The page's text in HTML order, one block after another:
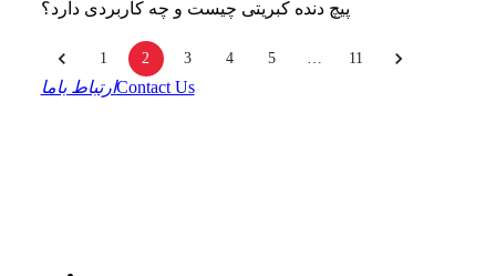
پیچ دنده کبریتی چیست و چه کاربردی دارد؟
1 2 3 4 5 11
ارتباط باماContact Us